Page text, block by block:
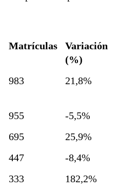
Matrículas
Variación
(%)
983 21,8%
955
-5,5%
695
25,9%
447
-8,4%
333
182,2%